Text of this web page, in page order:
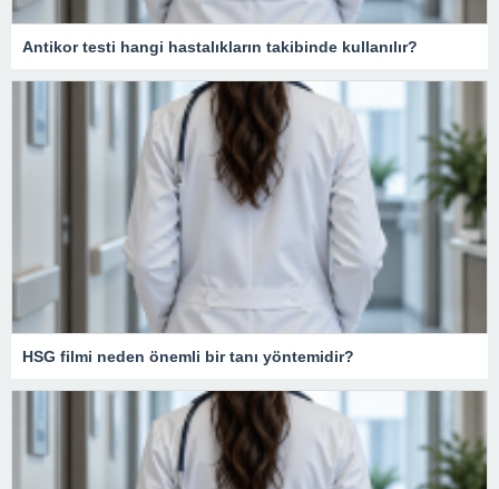
Antikor testi hangi hastalıkların takibinde kullanılır?
HSG filmi neden önemli bir tanı yöntemidir?